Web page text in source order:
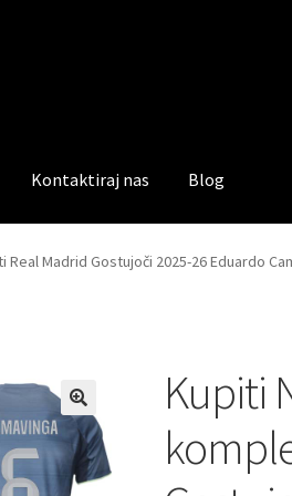
Kontaktiraj nas Blog
Madrid Gostujoči 2025-26 Eduardo
Kupiti